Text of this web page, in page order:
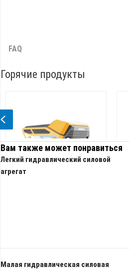
FAQ
Горячие продукты
Previous
Вам также может понравиться
Легкий гидравлический силовой
агрегат
Малая гидравлическая силовая